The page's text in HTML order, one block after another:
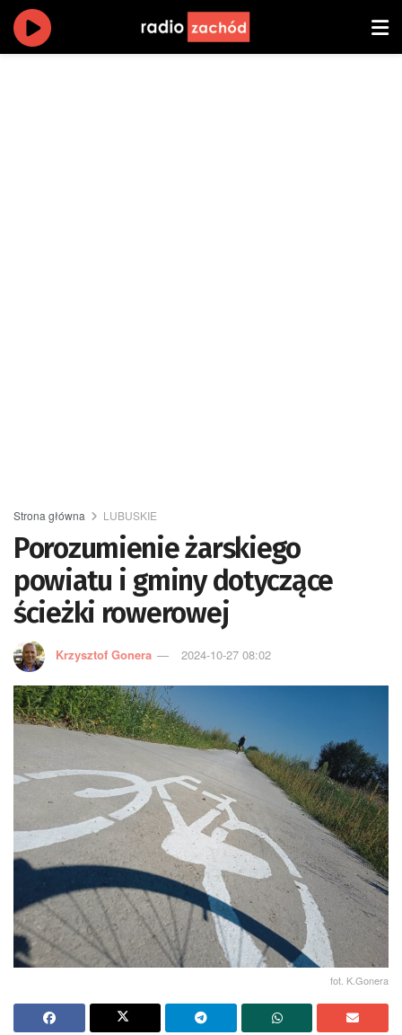
Strona główna LUBUSKIE
Porozumienie żarskiego
powiatu i gminy dotyczące
ścieżki rowerowej
Krzysztof Gonera 2024-10-27 08:02
fot. K.Gonera